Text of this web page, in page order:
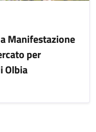
Manifestazione
per
Olbia